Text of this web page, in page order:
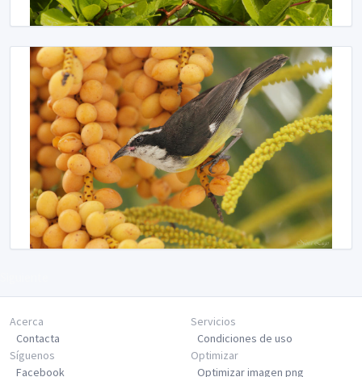
Acerca
Contacta
Servicios
Condiciones de uso
Síguenos
Facebook
Optimizar
Optimizar imagen png